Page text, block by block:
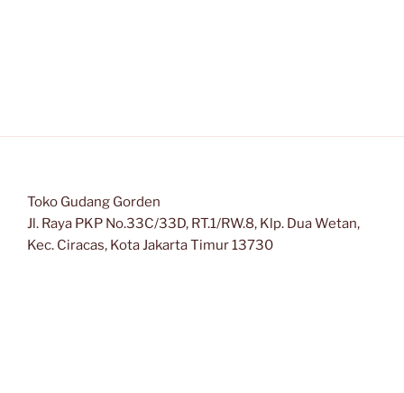
Toko Gudang Gorden
Jl. Raya PKP No.33C/33D, RT.1/RW.8, Klp. Dua Wetan,
Kec. Ciracas, Kota Jakarta Timur 13730